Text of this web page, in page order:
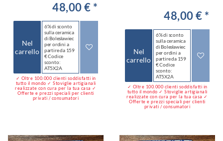
48,00 € *
Nel
carrello
6% di sconto
sulla ceramica
di Bolesławiec
per ordini a
partire da 159
€ Codice
sconto:
AT5X2A
✓ Oltre 100.000 clienti soddisfatti in
tutto il mondo ✓ Stoviglie artigianali
realizzate con cura per la tua casa ✓
Offerte e prezzi speciali per clienti
privati / consumatori
48,00 € *
Nel
carrello
6% di sconto
sulla ceramica
di Bolesławiec
per ordini a
partire da 159
€ Codice
sconto:
AT5X2A
✓ Oltre 100.000 clienti soddisfatti in
tutto il mondo ✓ Stoviglie artigianali
realizzate con cura per la tua casa ✓
Offerte e prezzi speciali per clienti
privati / consumatori